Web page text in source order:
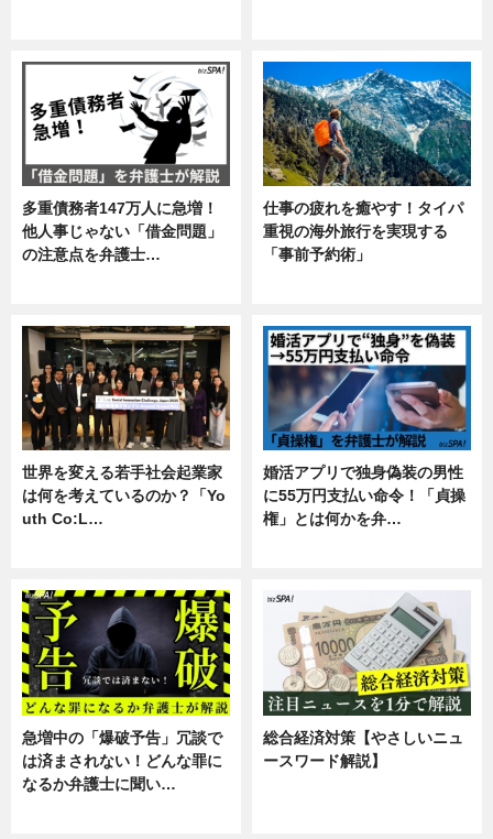
多重債務者147万人に急増！
他人事じゃない「借金問題」
の注意点を弁護士…
仕事の疲れを癒やす！タイパ
重視の海外旅行を実現する
「事前予約術」
世界を変える若手社会起業家
は何を考えているのか？「Yo
uth Co:L…
婚活アプリで独身偽装の男性
に55万円支払い命令！「貞操
権」とは何かを弁…
急増中の「爆破予告」冗談で
は済まされない！どんな罪に
なるか弁護士に聞い…
総合経済対策【やさしいニュ
ースワード解説】